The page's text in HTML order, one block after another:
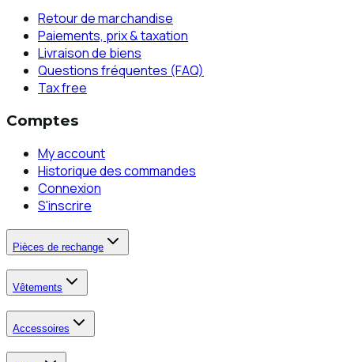
Retour de marchandise
Paiements, prix & taxation
Livraison de biens
Questions fréquentes (FAQ)
Tax free
Comptes
My account
Historique des commandes
Connexion
S'inscrire
Pièces de rechange
Vêtements
Accessoires